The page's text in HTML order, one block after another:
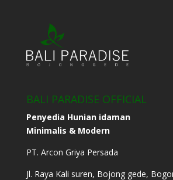
BALI PARADISE OFFICIAL
Penyedia Hunian idaman
Minimalis & Modern
PT. Arcon Griya Persada
Jl. Raya Kali suren, Bojong gede,